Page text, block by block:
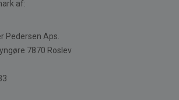
af:
Pedersen Aps.
7870 Roslev